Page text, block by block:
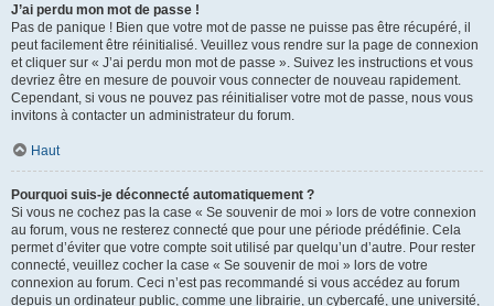
J’ai perdu mon mot de passe !
Pas de panique ! Bien que votre mot de passe ne puisse pas être récupéré, il
peut facilement être réinitialisé. Veuillez vous rendre sur la page de connexion
et cliquer sur « J’ai perdu mon mot de passe ». Suivez les instructions et vous
devriez être en mesure de pouvoir vous connecter de nouveau rapidement.
Cependant, si vous ne pouvez pas réinitialiser votre mot de passe, nous vous
invitons à contacter un administrateur du forum.
Haut
Pourquoi suis-je déconnecté automatiquement ?
Si vous ne cochez pas la case « Se souvenir de moi » lors de votre connexion
au forum, vous ne resterez connecté que pour une période prédéfinie. Cela
permet d’éviter que votre compte soit utilisé par quelqu’un d’autre. Pour rester
connecté, veuillez cocher la case « Se souvenir de moi » lors de votre
connexion au forum. Ceci n’est pas recommandé si vous accédez au forum
depuis un ordinateur public, comme une librairie, un cybercafé, une université,